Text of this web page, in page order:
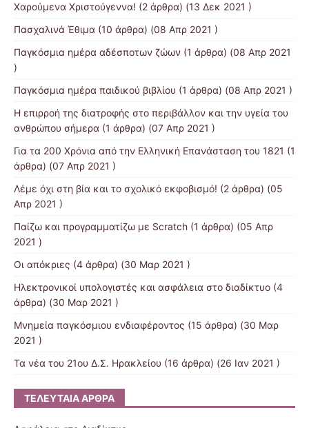
Χαρούμενα Χριστούγεννα! (2 άρθρα) (13 Δεκ 2021 )
Πασχαλινά Έθιμα (10 άρθρα) (08 Απρ 2021 )
Παγκόσμια ημέρα αδέσποτων ζώων (1 άρθρα) (08 Απρ 2021
)
Παγκόσμια ημέρα παιδικού βιβλίου (1 άρθρα) (08 Απρ 2021 )
Η επιρροή της διατροφής στο περιβάλλον και την υγεία του
ανθρώπου σήμερα (1 άρθρα) (07 Απρ 2021 )
Για τα 200 Χρόνια από την Ελληνική Επανάσταση του 1821 (1
άρθρα) (07 Απρ 2021 )
Λέμε όχι στη βία και το σχολικό εκφοβισμό! (2 άρθρα) (05
Απρ 2021 )
Παίζω και προγραμματίζω με Scratch (1 άρθρα) (05 Απρ
2021 )
Οι απόκριες (4 άρθρα) (30 Μαρ 2021 )
Ηλεκτρονικοί υπολογιστές και ασφάλεια στο διαδίκτυο (4
άρθρα) (30 Μαρ 2021 )
Μνημεία παγκόσμιου ενδιαφέροντος (15 άρθρα) (30 Μαρ
2021 )
Τα νέα του 21ου Δ.Σ. Ηρακλείου (16 άρθρα) (26 Ιαν 2021 )
ΤΕΛΕΥΤΑΊΑ ΆΡΘΡΑ